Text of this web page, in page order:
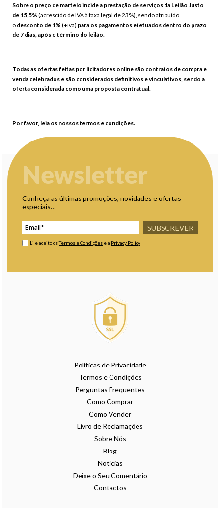
Sobre o preço de martelo incide a prestação de serviços da Leilão Justo
de 15,5% (acrescido de IVA à taxa legal de 23%), sendo atribuído
o desconto de 1% (+iva) para os pagamentos efetuados dentro do prazo
de 7 dias, após o término do leilão.
Todas as ofertas feitas por licitadores online são contratos de compra e
venda celebrados e são considerados definitivos e vinculativos, sendo a
oferta considerada como uma proposta contratual.
Por favor, leia os nossostermos e condições.
Newsletter
Conheça as últimas promoções, novidades e ofertas
especiais…
SUBSCREVER
Li e aceito osTermos e Condições e a Privacy Policy
Políticas de Privacidade
Termos e Condições
Perguntas Frequentes
Como Comprar
Como Vender
Livro de Reclamações
Sobre Nós
Blog
Notícias
Deixe o Seu Comentário
Contactos